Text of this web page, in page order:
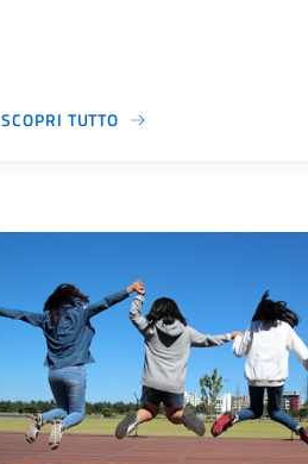
SCOPRI TUTTO